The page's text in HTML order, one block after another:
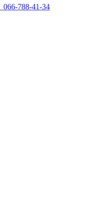
066-788-41-34